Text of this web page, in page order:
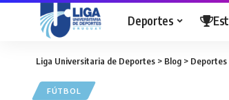
Deportes
Liga Universitaria de Deportes > Blog > Deportes
FÚTBOL